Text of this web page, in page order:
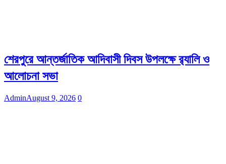
শেরপুরে আন্তর্জাতিক আদিবাসী দিবস উপলক্ষে র‌্যালি ও
আলোচনা সভা
AdminAugust 9, 2026 0